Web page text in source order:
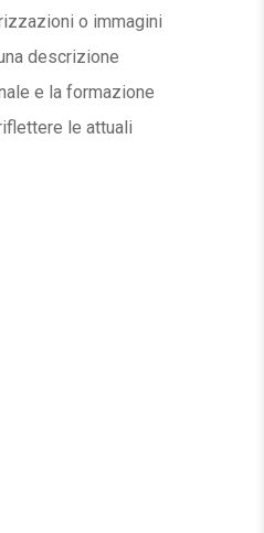
o immagini
descrizione
e la formazione
le attuali